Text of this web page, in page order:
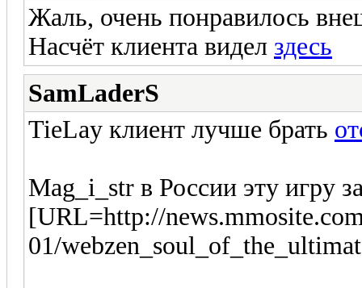
Жаль, очень понравилось
Насчёт клиента видел здесь
SamLaderS
TieLay клиент лучше брать
Mag_i_str в России эту игру
[URL=http://
01/